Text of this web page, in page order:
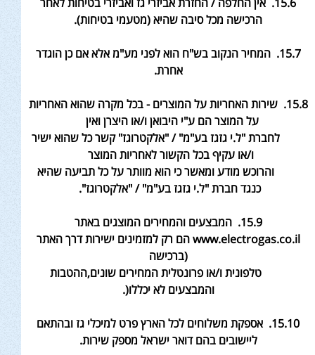
הרכישה מכל סיבה שהיא (מטעמי בטיחות).
15.7. המחיר הנקוב בש"ח הוא לפני מע"מ אלא אם כן הוגדר
אחרת.
15.8. שירות האחריות על המוצרים - בכל מקרה שהוא האחריות
על המוצר הם ע"י היבואן ו/או היצרן ואין
לחברת "ל.י גזגז בע"מ" / "אלקטרוגז" קשר כל שהוא ישיר
ו/או עקיף בכל הקשור לאחריות המוצר
והרוכש מודע ומאשר כי הוא מוותר על כל תביעה שהיא
כנגד חברת "ל.י גזגז בע"מ" / "אלקטרוגז".
15.9. המבצעים והמחירים המוצגים באתר
www.electrogas.co.il הם רק למזמינים ישירות דרך האתר
(ברכישה
טלפונית ו/או פרונטלית המחירים שונים,ההטבות
והמבצעים לא יכללו(.
15.10. אספקת משלוחים לכל הארץ פרט למיכלי גז ובהתאם
ליישובים בהם דואר ישראל מספק שירות.